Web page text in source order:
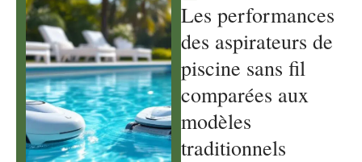
Les performances
des aspirateurs de
piscine sans fil
comparées aux
modèles
traditionnels